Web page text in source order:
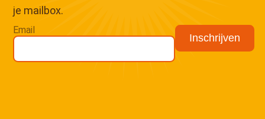
je mailbox.
Email